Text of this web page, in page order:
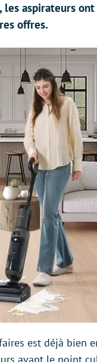
les aspirateurs
offres.
est déjà bien
avant le point